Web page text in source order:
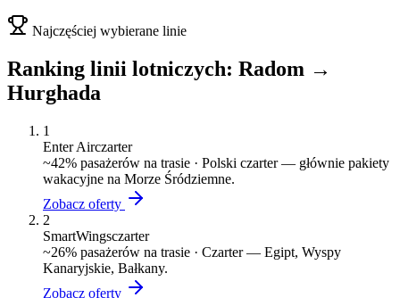
Najczęściej wybierane linie
Ranking linii lotniczych: Radom →
Hurghada
1
Enter Airczarter
~42% pasażerów na trasie · Polski czarter — głównie pakiety
wakacyjne na Morze Śródziemne.
Zobacz oferty
2
SmartWingsczarter
~26% pasażerów na trasie · Czarter — Egipt, Wyspy
Kanaryjskie, Bałkany.
Zobacz oferty